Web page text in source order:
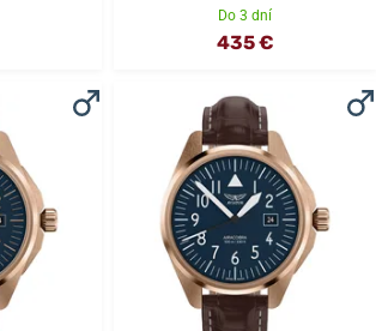
Do 3 dní
435 €